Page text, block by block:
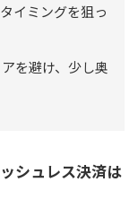
イミングを狙っ
を避け、少し奥
シュレス決済は